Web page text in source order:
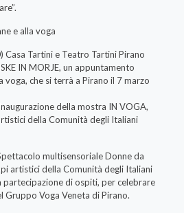
e alla voga
Tartini e Teatro Tartini Pirano
IN MORJE, un appuntamento
voga, che si terrà a Pirano il 7 marzo
della mostra IN VOGA,
della Comunità degli Italiani
multisensoriale Donne da
artistici della Comunità degli Italiani
partecipazione di ospiti, per celebrare
Gruppo Voga Veneta di Pirano.